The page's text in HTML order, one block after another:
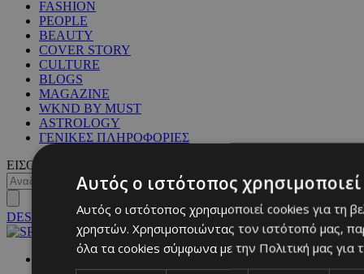
FASHION
PEOPLE
BEAUTY
COVER STORY
CULTURE
BLOGS
MAGAZINE
WKND BY MUST
ASTROLOGY
ΓΕΝΙΚΕΣ ΠΛΗΡΟΦΟΡΙΕΣ
ΕΙΣΟΔΟΣ
DESKTOP
Αυτός ο ιστότοπος
Αυτός ο ιστότοπος χρησιμοποιεί cookies για τη
χρηστών. Χρησιμοποιώντας τον ιστότοπό μας,
όλα τα cookies σύμφωνα με την Πολιτική μας για